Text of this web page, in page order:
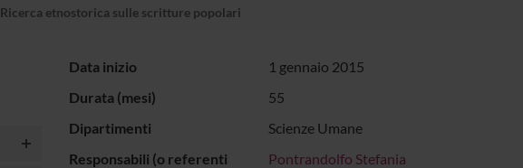
Ricerca etnostorica sulle scritture popolari
Data inizio
1 gennaio 2015
Durata (mesi)
55
Dipartimenti
Scienze Umane
Responsabili (o referenti
Pontrandolfo Stefania